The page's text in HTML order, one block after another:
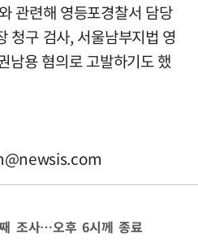
관련해 영등포경찰서 담당
청구 검사, 서울남부지법 영
남용 혐의로 고발하기도 했
조사…오후 6시께 종료